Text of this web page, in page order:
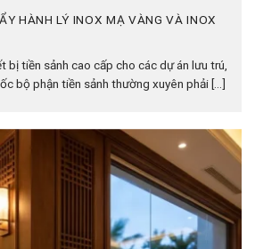
HÀNH LÝ INOX MẠ VÀNG VÀ INOX
bị tiền sảnh cao cấp cho các dự án lưu trú,
bộ phận tiền sảnh thường xuyên phải [...]